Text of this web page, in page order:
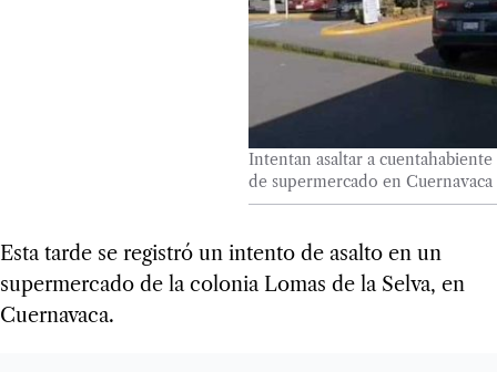
Intentan asaltar a
de supermercado en Cuernavaca
Esta tarde se registró un intento de asalto en un
supermercado de la colonia Lomas de la Selva, en
Cuernavaca.